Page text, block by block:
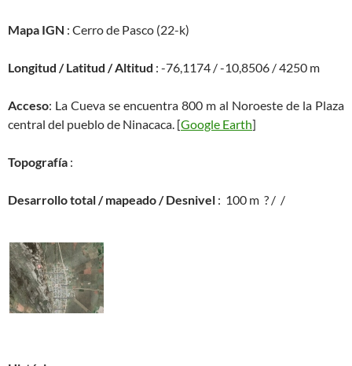
Mapa IGN : Cerro de Pasco (22-k)
Longitud / Latitud / Altitud : -76,1174 / -10,8506 / 4250 m
Acceso: La Cueva se encuentra 800 m al Noroeste de la Plaza
central del pueblo de Ninacaca. [Google Earth]
Topografía :
Desarrollo total / mapeado / Desnivel : 100 m ? / /